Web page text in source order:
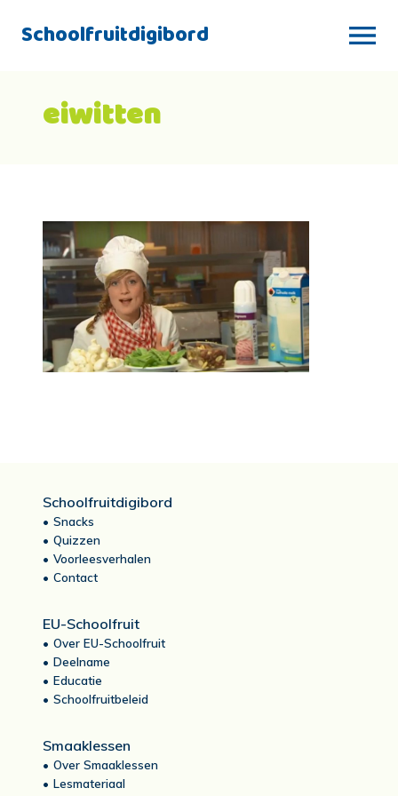
Schoolfruitdigibord
eiwitten
Schoolfruitdigibord
Snacks
Quizzen
Voorleesverhalen
Contact
EU-Schoolfruit
Over EU-Schoolfruit
Deelname
Educatie
Schoolfruitbeleid
Smaaklessen
Over Smaaklessen
Lesmateriaal